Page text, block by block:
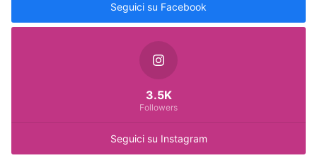
Seguici su Facebook
Seguici su Instagram
3.5K
Followers